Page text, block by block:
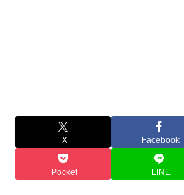
X Facebook
Pocket LINE